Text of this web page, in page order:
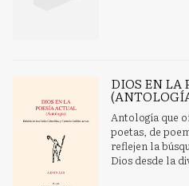
DIOS EN LA
Antología que
poetas, de
reflejen la
Dios desde la